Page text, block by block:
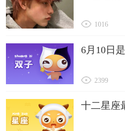
1016
6月10日
2399
十二星座